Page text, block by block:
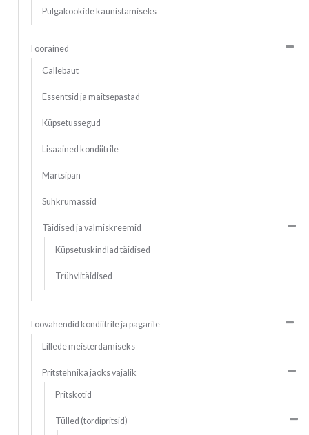
Pulgakookide kaunistamiseks
Toorained
Callebaut
Essentsid ja maitsepastad
Küpsetussegud
Lisaained kondiitrile
Martsipan
Suhkrumassid
Täidised ja valmiskreemid
Küpsetuskindlad täidised
Trühvlitäidised
Töövahendid kondiitrile ja pagarile
Lillede meisterdamiseks
Pritstehnika jaoks vajalik
Pritskotid
Tülled (tordipritsid)